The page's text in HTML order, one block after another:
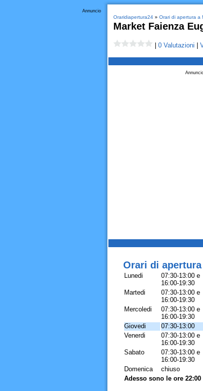
Annuncio
Oraridiapertura24» Orari di apertura a
Market Faienza
0 Valutazioni
Orari di apertura
Lunedi
07:30-13:00 e
16:00-19:30
Martedi
07:30-13:00 e
16:00-19:30
Mercoledi
07:30-13:00 e
16:00-19:30
Giovedi
07:30-13:00
Venerdi
07:30-13:00 e
16:00-19:30
Sabato
07:30-13:00 e
16:00-19:30
Domenica
chiuso
Adesso sono le ore 22:00